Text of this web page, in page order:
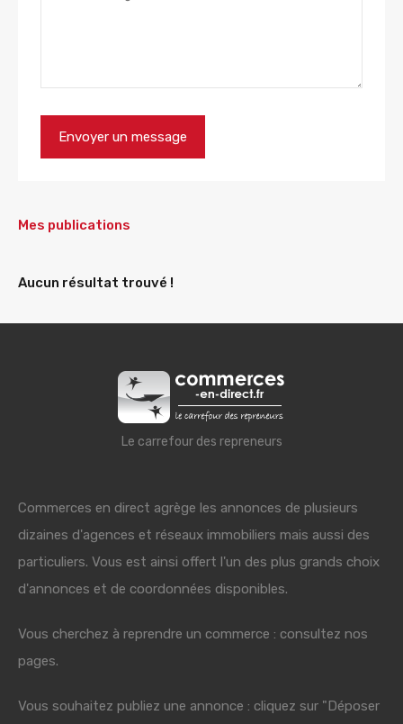
Mes publications
Aucun résultat trouvé !
Le carrefour des repreneurs
Commerces en direct agrège les annonces de plusieurs
dizaines d'agences et réseaux immobiliers mais aussi des
particuliers. Vous est ainsi offert l'un des plus grands choix
d'annonces et de coordonnées disponibles.
Vous cherchez à reprendre un commerce : consultez nos
pages.
Vous souhaitez publiez une annonce : cliquez sur "Déposer